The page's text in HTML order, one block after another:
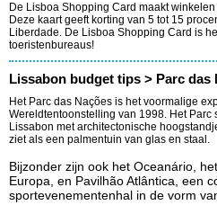
De Lisboa Shopping Card maakt
Deze kaart geeft korting van 5 tot 15
Liberdade. De Lisboa Shopping Card is
toeristenbureaus!
Lissabon budget tips > Parc das
Het Parc das Nações is het voormalige
Wereldtentoonstelling van 1998. Het Parc
Lissabon met architectonische
ziet als een palmentuin van glas en staal.
Bijzonder zijn ook het Oceanário,
Europa, en Pavilhão Atlântica, een
sportevenementenhal in de vorm